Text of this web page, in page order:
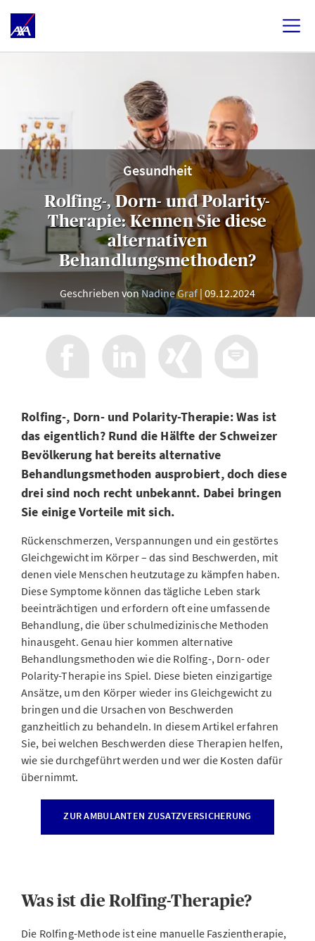
Gesundheit
Rolfing-, Dorn- und Polarity-
Therapie: Kennen Sie diese
alternativen
Behandlungsmethoden?
Geschrieben von Nadine Graf 09.12.2024
Rolfing-, Dorn- und Polarity-Therapie: Was ist
das eigentlich? Rund die Hälfte der Schweizer
Bevölkerung hat bereits alternative
Behandlungsmethoden ausprobiert, doch diese
drei sind noch recht unbekannt. Dabei bringen
Sie einige Vorteile mit sich.
Rückenschmerzen, Verspannungen und ein gestörtes
Gleichgewicht im Körper – das sind Beschwerden, mit
denen viele Menschen heutzutage zu kämpfen haben.
Diese Symptome können das tägliche Leben stark
beeinträchtigen und erfordern oft eine umfassende
Behandlung, die über schulmedizinische Methoden
hinausgeht. Genau hier kommen alternative
Behandlungsmethoden wie die Rolfing-, Dorn- oder
Polarity-Therapie ins Spiel. Diese bieten einzigartige
Ansätze, um den Körper wieder ins Gleichgewicht zu
bringen und die Ursachen von Beschwerden
ganzheitlich zu behandeln. In diesem Artikel erfahren
Sie, bei welchen Beschwerden diese Therapien helfen,
wie sie durchgeführt werden und wer die Kosten dafür
übernimmt.
ZUR AMBULANTEN ZUSATZVERSICHERUNG
Was ist die Rolfing-Therapie?
Die Rolfing-Methode ist eine manuelle Faszientherapie,